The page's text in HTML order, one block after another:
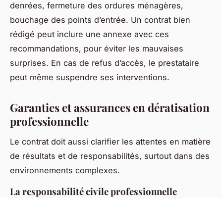
denrées, fermeture des ordures ménagères,
bouchage des points d’entrée. Un contrat bien
rédigé peut inclure une annexe avec ces
recommandations, pour éviter les mauvaises
surprises. En cas de refus d’accès, le prestataire
peut même suspendre ses interventions.
Garanties et assurances en dératisation
professionnelle
Le contrat doit aussi clarifier les attentes en matière
de résultats et de responsabilités, surtout dans des
environnements complexes.
La responsabilité civile professionnelle